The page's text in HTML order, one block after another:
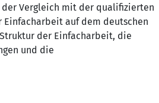
der Vergleich mit der qualifizierten
auf dem deutschen
der Einfacharbeit, die
und die